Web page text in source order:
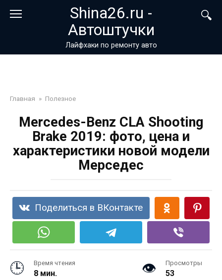
Shina26.ru -
Автоштучки
Лайфхаки по ремонту авто
Главная » Полезное
Mercedes-Benz CLA Shooting
Brake 2019: фото, цена и
характеристики новой модели
Мерседес
Поделиться в ВКонтакте
Время чтения
8 мин.
Просмотры
53